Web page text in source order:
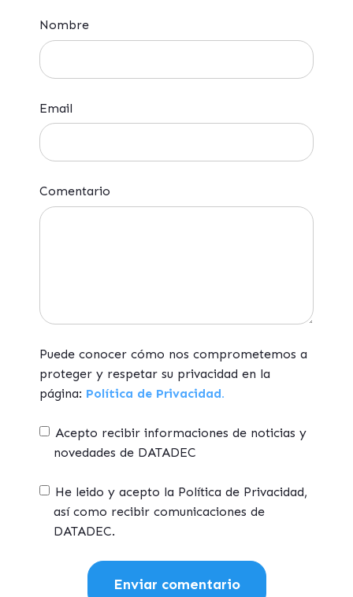
Nombre
Email
Comentario
Puede conocer cómo nos comprometemos a
proteger y respetar su privacidad en la
página: Política de Privacidad.
Acepto recibir informaciones de noticias y
novedades de DATADEC
He leido y acepto la Política de Privacidad,
así como recibir comunicaciones de
DATADEC.